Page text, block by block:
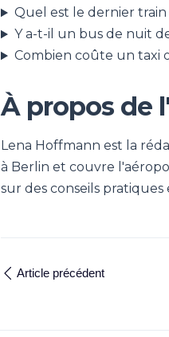
Quel est le dernier train
Y a-t-il un bus de nuit
Combien coûte un taxi
À propos de
Lena Hoffmann est la
à Berlin et couvre
sur des conseils
Article précédent